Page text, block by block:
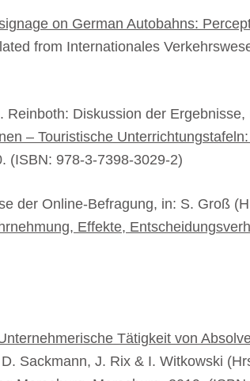
on German Autobahns:
from Internationales
Diskussion der
– Touristische
(ISBN: 978-3-7398-3029-2)
der Online-Befragung, in: S. Groß
Effekte,
Tätigkeit von
Sackmann, J. Rix & I. Witkowski